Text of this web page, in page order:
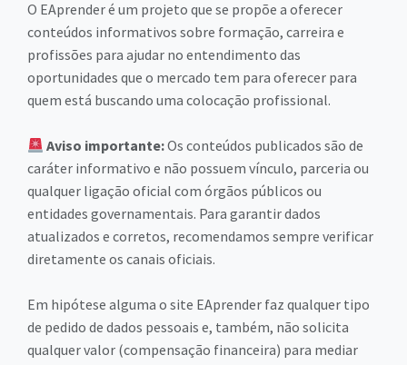
O EAprender é um projeto que se propõe a oferecer
conteúdos informativos sobre formação, carreira e
profissões para ajudar no entendimento das
oportunidades que o mercado tem para oferecer para
quem está buscando uma colocação profissional.
Aviso importante:Os conteúdos publicados são de
caráter informativo e não possuem vínculo, parceria ou
qualquer ligação oficial com órgãos públicos ou
entidades governamentais. Para garantir dados
atualizados e corretos, recomendamos sempre verificar
diretamente os canais oficiais.
Em hipótese alguma o site EAprender faz qualquer tipo
de pedido de dados pessoais e, também, não solicita
qualquer valor (compensação financeira) para mediar